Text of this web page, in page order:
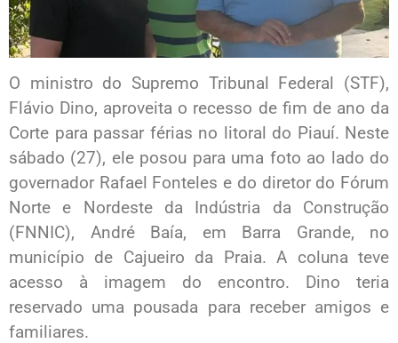
O ministro do Supremo Tribunal Federal (STF),
Flávio Dino, aproveita o recesso de fim de ano da
Corte para passar férias no litoral do Piauí. Neste
sábado (27), ele posou para uma foto ao lado do
governador Rafael Fonteles e do diretor do Fórum
Norte e Nordeste da Indústria da Construção
(FNNIC), André Baía, em Barra Grande, no
município de Cajueiro da Praia. A coluna teve
acesso à imagem do encontro. Dino teria
reservado uma pousada para receber amigos e
familiares.